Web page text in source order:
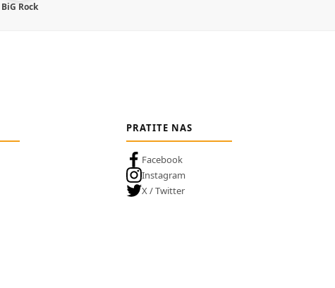
BiG Rock
PRATITE NAS
Facebook
Instagram
X / Twitter